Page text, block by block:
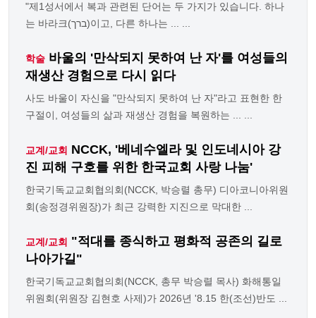
"제1성서에서 복과 관련된 단어는 두 가지가 있습니다. 하나
는 바라크(ברך)이고, 다른 하나는 ... ...
학술 바울의 '만삭되지 못하여 난 자'를 여성들의
재생산 경험으로 다시 읽다
사도 바울이 자신을 "만삭되지 못하여 난 자"라고 표현한 한
구절이, 여성들의 삶과 재생산 경험을 복원하는 ... ...
교계/교회 NCCK, '베네수엘라 및 인도네시아 강
진 피해 구호를 위한 한국교회 사랑 나눔'
한국기독교교회협의회(NCCK, 박승렬 총무) 디아코니아위원
회(송정경위원장)가 최근 강력한 지진으로 막대한 ...
교계/교회 "적대를 종식하고 평화적 공존의 길로
나아가길"
한국기독교교회협의회(NCCK, 총무 박승렬 목사) 화해통일
위원회(위원장 김현호 사제)가 2026년 '8.15 한(조선)반도 ...